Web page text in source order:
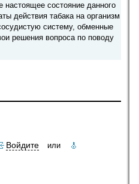
настоящее состояние данного
действия табака на организм
систему, обменные
решения вопроса по поводу
Войдите или